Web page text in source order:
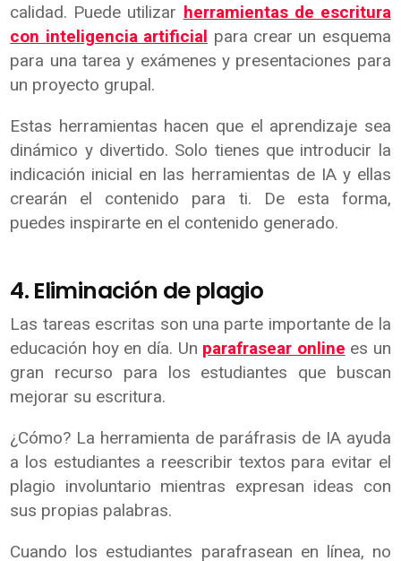
calidad. Puede utilizar herramientas de escritura
con inteligencia artificial para crear un esquema
para una tarea y exámenes y presentaciones para
un proyecto grupal.
Estas herramientas hacen que el aprendizaje sea
dinámico y divertido. Solo tienes que introducir la
indicación inicial en las herramientas de IA y ellas
crearán el contenido para ti. De esta forma,
puedes inspirarte en el contenido generado.
4. Eliminación de plagio
Las tareas escritas son una parte importante de la
educación hoy en día. Un parafrasear online es un
gran recurso para los estudiantes que buscan
mejorar su escritura.
¿Cómo? La herramienta de paráfrasis de IA ayuda
a los estudiantes a reescribir textos para evitar el
plagio involuntario mientras expresan ideas con
sus propias palabras.
Cuando los estudiantes parafrasean en línea, no